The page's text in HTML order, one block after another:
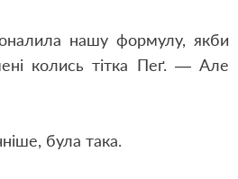
нашу формулу, якби
колись тітка Пеґ. — Але
була така.